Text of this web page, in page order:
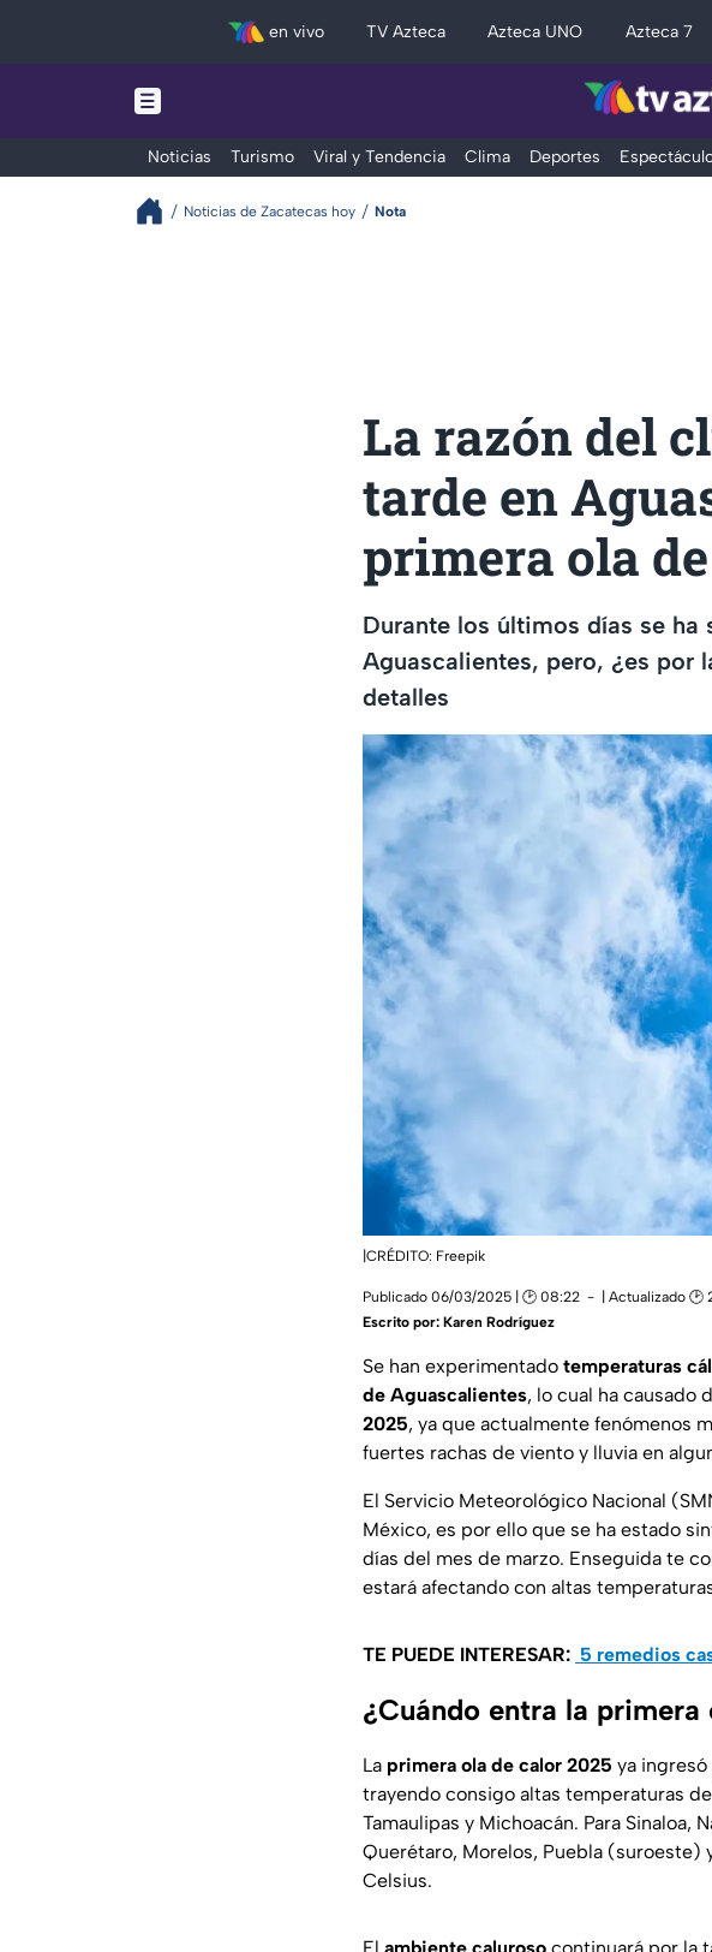
en vivo TV Azteca Azteca UNO Azteca 7
Noticias Turismo Viral y Tendencia Clima Deportes
Noticias de Zacatecas hoy Nota
La razón del
tarde en
primera ola
Durante los últimos días se
Aguascalientes, pero, ¿es por
detalles
|CRÉDITO: Freepik
Publicado 06/03/2025 | 🕑 08:22 | Actualizado 🕑
Escrito por: Karen Rodríguez
Se han experimentado temperaturas
de Aguascalientes, lo cual ha causado
2025, ya que actualmente fenómenos
fuertes rachas de viento y lluvia en
El Servicio Meteorológico Nacional
México, es por ello que se ha estado
días del mes de marzo. Enseguida te
estará afectando con altas
TE PUEDE INTERESAR: 5 remedios
¿Cuándo entra la
La primera ola de calor 2025 ya
trayendo consigo altas temperaturas
Tamaulipas y Michoacán. Para Sinaloa,
Querétaro, Morelos, Puebla (suroeste)
Celsius.